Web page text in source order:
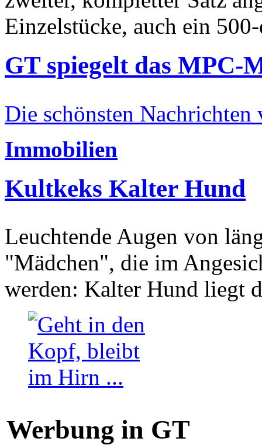
Einzelstücke, auch ein
GT spiegelt das MPC-
Die schönsten Nachrichten
Immobilien
Kultkeks Kalter Hund
Leuchtende Augen von
"Mädchen", die im
werden: Kalter Hund liegt
Werbung in GT